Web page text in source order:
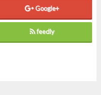
Google+
feedly